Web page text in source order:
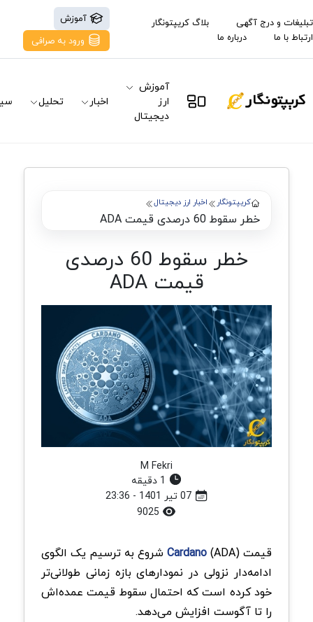
تبلیغات و درج آگهی
بلاگ کریپتونگار
ارتباط با ما
درباره ما
آموزش
ورود به صرافی
آموزش
ارز
دیجیتال
اخبار تحلیل
کریپتونگار اخبار ارز دیجیتال
خطر سقوط 60 درصدی قیمت ADA
خطر سقوط 60 درصدی
قیمت ADA
M Fekri
07 تیر 1401 - 23:36
قیمت Cardano (ADA) شروع به ترسیم یک الگوی
ادامه‌دار نزولی در نمودارهای بازه زمانی طولانی‌تر
خود کرده است که احتمال سقوط قیمت عمده‌اش
را تا آگوست افزایش می‌دهد.